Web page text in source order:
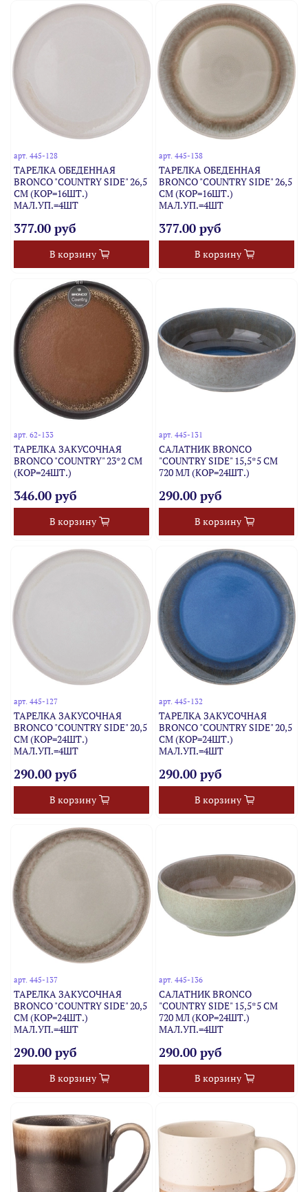
арт.445-128
ТАРЕЛКА ОБЕДЕННАЯ
BRONCO "COUNTRY SIDE" 26,5
СМ (КОР=16ШТ.)
МАЛ.УП.=4ШТ
377.00 руб
В корзину
арт. 445-138
ТАРЕЛКА ОБЕДЕННАЯ
BRONCO "COUNTRY SIDE" 26,5
СМ (КОР=16ШТ.)
МАЛ.УП.=4ШТ
377.00 руб
В корзину
арт.62-133
ТАРЕЛКА ЗАКУСОЧНАЯ
BRONCO "COUNTRY" 23*2 СМ
(КОР=24ШТ.)
346.00 руб
В корзину
арт. 445-131
САЛАТНИК BRONCO
"COUNTRY SIDE" 15,5*5 СМ
720 МЛ (КОР=24ШТ.)
290.00 руб
В корзину
арт.445-127
ТАРЕЛКА ЗАКУСОЧНАЯ
BRONCO "COUNTRY SIDE" 20,5
СМ (КОР=24ШТ.)
МАЛ.УП.=4ШТ
290.00 руб
В корзину
арт. 445-132
ТАРЕЛКА ЗАКУСОЧНАЯ
BRONCO "COUNTRY SIDE" 20,5
СМ (КОР=24ШТ.)
МАЛ.УП.=4ШТ
290.00 руб
В корзину
арт.445-137
ТАРЕЛКА ЗАКУСОЧНАЯ
BRONCO "COUNTRY SIDE" 20,5
СМ (КОР=24ШТ.)
МАЛ.УП.=4ШТ
290.00 руб
В корзину
арт. 445-136
САЛАТНИК BRONCO
"COUNTRY SIDE" 15,5*5 СМ
720 МЛ (КОР=24ШТ.)
МАЛ.УП.=4ШТ
290.00 руб
В корзину